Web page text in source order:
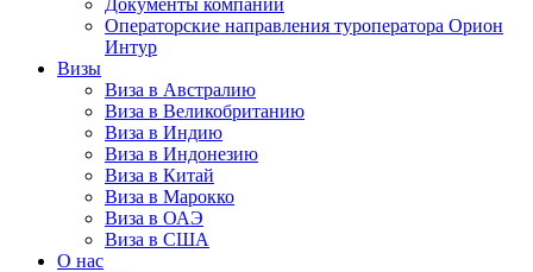
Документы компании
Операторские направления туроператора Орион
Интур
Визы
Виза в Австралию
Виза в Великобританию
Виза в Индию
Виза в Индонезию
Виза в Китай
Виза в Марокко
Виза в ОАЭ
Виза в США
О нас